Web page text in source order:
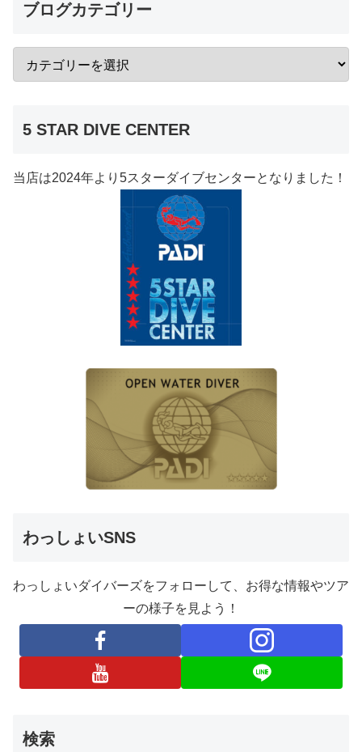
ブログカテゴリー
5 STAR DIVE CENTER
当店は2024年より5スターダイブセンターとなりました！
わっしょいSNS
わっしょいダイバーズをフォローして、お得な情報やツア
ーの様子を見よう！
検索